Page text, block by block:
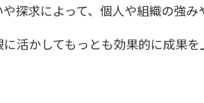
探求によって、個人や組織の強み
活かしてもっとも効果的に成果